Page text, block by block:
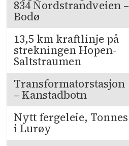
834 Nordstrandveien –
Bodø
13,5 km kraftlinje på
strekningen Hopen-
Saltstraumen
Transformatorstasjon
– Kanstadbotn
Nytt fergeleie, Tonnes
i Lurøy